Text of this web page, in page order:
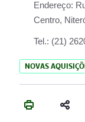
Endereço:
Centro,
Tel.: (21)
NOVAS